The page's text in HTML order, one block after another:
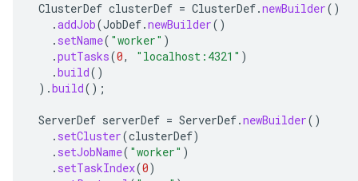
ClusterDef clusterDef = ClusterDef.newBuilder()
.addJob(JobDef.newBuilder()
. setName( "worker" )
.putTasks(0, "localhost:4321" )
.build()
).build();
ServerDef serverDef = ServerDef.newBuilder()
. setCluster(clusterDef)
. setJobName( "worker" )
. setTaskIndex(0)